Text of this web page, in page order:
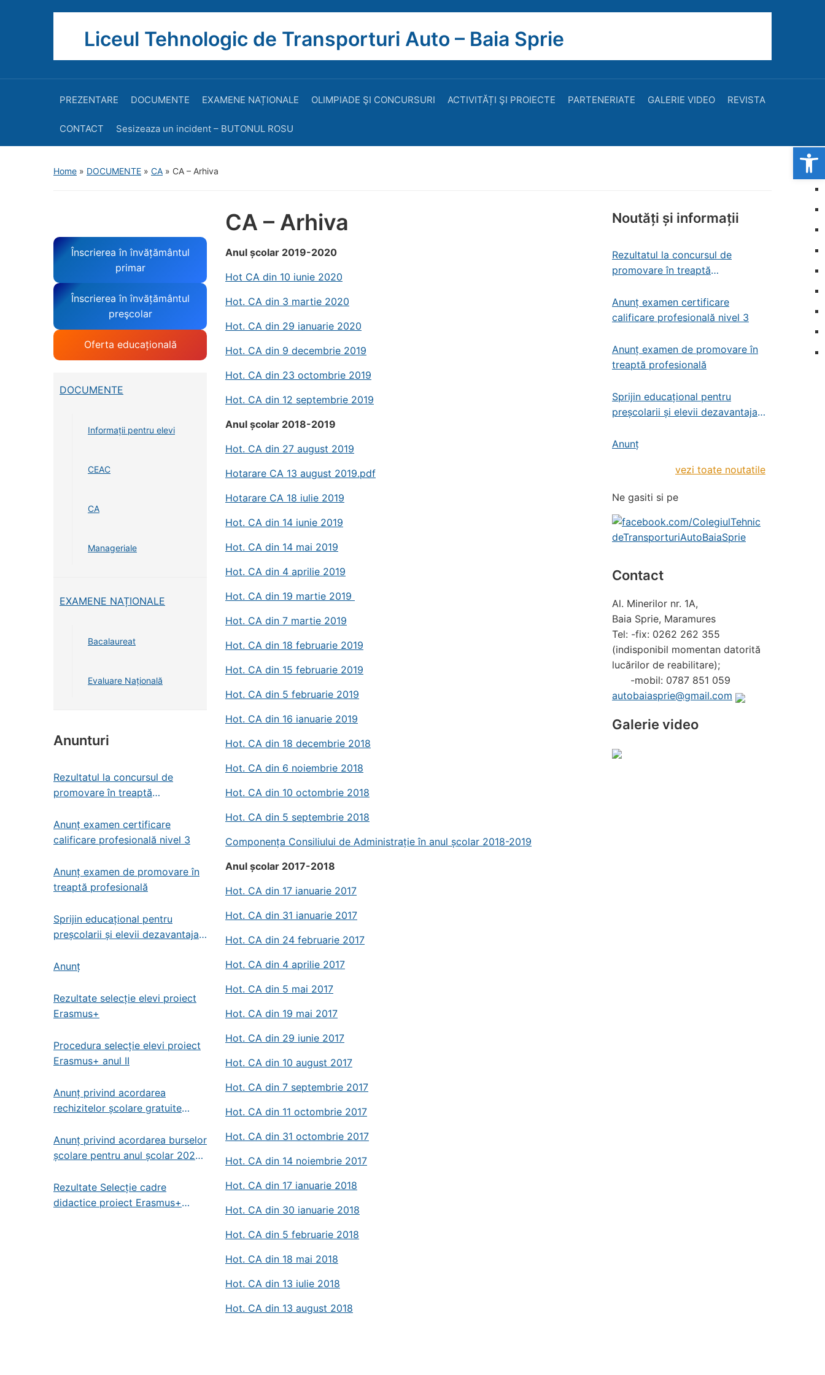
Liceul Tehnologic de Transporturi Auto – Baia Sprie
PREZENTARE DOCUMENTE EXAMENE NAȚIONALE OLIMPIADE ŞI CONCURSURI ACTIVITĂȚI ŞI PROIECTE PARTENERIATE GALERIE VIDEO REVISTA
CONTACT Sesizeaza un incident – BUTONUL ROSU
Home » DOCUMENTE » CA » CA – Arhiva
Înscrierea în învățământul
primar
Înscrierea în învățământul
preşcolar
Oferta educațională
DOCUMENTE
Informații pentru elevi
CEAC
CA
Manageriale
EXAMENE NAȚIONALE
Bacalaureat
Evaluare Națională
Anunturi
Rezultatul la concursul de
promovare în treaptă
patrimoniu
Anunț examen certificare
calificare profesională nivel 3
Anunț examen de promovare în
treaptă profesională
Sprijin educațional pentru
preșcolarii și elevii dezavantajați
preșcolar, primar și gimnazial
Anunț
Rezultate selecție elevi proiect
Erasmus+
Procedura selecție elevi proiect
Erasmus+ anul II
Anunț privind acordarea
rechizitelor școlare gratuite
Anunț privind acordarea burselor
școlare pentru anul școlar 2025-
Rezultate Selecție cadre
didactice proiect Erasmus+
CA – Arhiva
Anul școlar 2019-2020
Hot CA din 10 iunie 2020
Hot. CA din 3 martie 2020
Hot. CA din 29 ianuarie 2020
Hot. CA din 9 decembrie 2019
Hot. CA din 23 octombrie 2019
Hot. CA din 12 septembrie 2019
Anul școlar 2018-2019
Hot. CA din 27 august 2019
Hotarare CA 13 august 2019.pdf
Hotarare CA 18 iulie 2019
Hot. CA din 14 iunie 2019
Hot. CA din 14 mai 2019
Hot. CA din 4 aprilie 2019
Hot. CA din 19 martie 2019
Hot. CA din 7 martie 2019
Hot. CA din 18 februarie 2019
Hot. CA din 15 februarie 2019
Hot. CA din 5 februarie 2019
Hot. CA din 16 ianuarie 2019
Hot. CA din 18 decembrie 2018
Hot. CA din 6 noiembrie 2018
Hot. CA din 10 octombrie 2018
Hot. CA din 5 septembrie 2018
Componența Consiliului de Administrație în anul școlar 2018-2019
Anul școlar 2017-2018
Hot. CA din 17 ianuarie 2017
Hot. CA din 31 ianuarie 2017
Hot. CA din 24 februarie 2017
Hot. CA din 4 aprilie 2017
Hot. CA din 5 mai 2017
Hot. CA din 19 mai 2017
Hot. CA din 29 iunie 2017
Hot. CA din 10 august 2017
Hot. CA din 7 septembrie 2017
Hot. CA din 11 octombrie 2017
Hot. CA din 31 octombrie 2017
Hot. CA din 14 noiembrie 2017
Hot. CA din 17 ianuarie 2018
Hot. CA din 30 ianuarie 2018
Hot. CA din 5 februarie 2018
Hot. CA din 18 mai 2018
Hot. CA din 13 iulie 2018
Hot. CA din 13 august 2018
Noutăți și informații
Rezultatul la concursul de
promovare în treaptă
patrimoniu
Anunț examen certificare
calificare profesională nivel 3
Anunț examen de promovare în
treaptă profesională
Sprijin educațional pentru
preșcolarii și elevii dezavantajați
preșcolar, primar și gimnazial
Anunț
vezi toate noutatile
Ne gasiti si pe
Contact
Al. Minerilor nr. 1A,
Baia Sprie, Maramures
Tel: -fix: 0262 262 355
(indisponibil momentan datorită
lucărilor de reabilitare);
-mobil: 0787 851 059
autobaiasprie@gmail.com
Galerie video